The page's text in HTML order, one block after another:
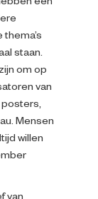
één
staan.
om op
van
Mensen
willen